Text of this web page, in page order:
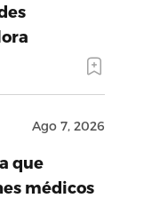
Ago 7, 2026
que
médicos